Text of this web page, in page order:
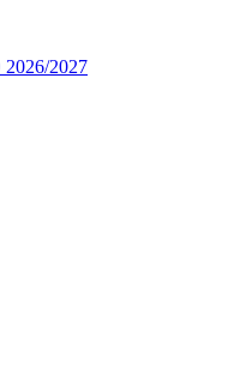
2027